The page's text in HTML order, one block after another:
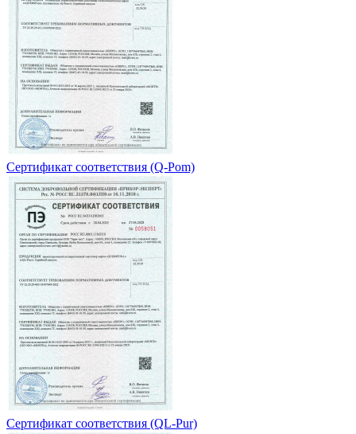
Сертификат соответствия (Q-Pom)
Сертификат соответствия (QL-Pur)